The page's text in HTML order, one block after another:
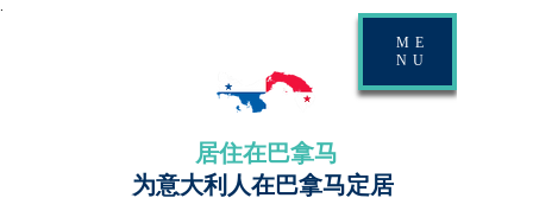
居住在巴拿马
为意大利人在巴拿马定居
ME
NU